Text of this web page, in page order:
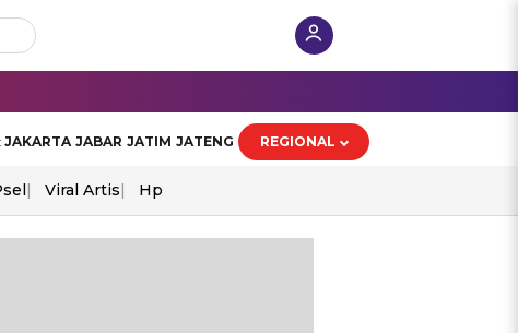
JAKARTA JABAR JATIM JATENG REGIONAL
Viral Artis Hp